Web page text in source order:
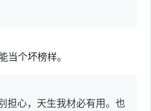
当个坏榜样。
担心，天生我材必有用。也